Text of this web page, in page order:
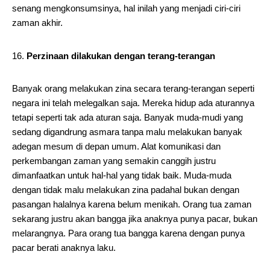
senang mengkonsumsinya, hal inilah yang menjadi ciri-ciri
zaman akhir.
Perzinaan dilakukan dengan terang-terangan
Banyak orang melakukan zina secara terang-terangan seperti
negara ini telah melegalkan saja. Mereka hidup ada aturannya
tetapi seperti tak ada aturan saja. Banyak muda-mudi yang
sedang digandrung asmara tanpa malu melakukan banyak
adegan mesum di depan umum. Alat komunikasi dan
perkembangan zaman yang semakin canggih justru
dimanfaatkan untuk hal-hal yang tidak baik. Muda-muda
dengan tidak malu melakukan zina padahal bukan dengan
pasangan halalnya karena belum menikah. Orang tua zaman
sekarang justru akan bangga jika anaknya punya pacar, bukan
melarangnya. Para orang tua bangga karena dengan punya
pacar berati anaknya laku.